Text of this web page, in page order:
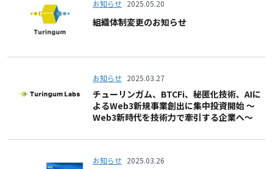
お知らせ 2025.05.20
組織体制変更のお知らせ
お知らせ 2025.03.27
チューリンガム、BTCFi、秘匿化技術、AIに
よるWeb3新規事業創出に集中投資開始 〜
Web3新時代を技術力で牽引する企業へ〜
お知らせ 2025.03.26